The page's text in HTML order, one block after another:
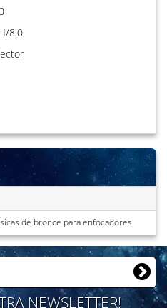
f/8.0
de bronce para enfocadores
NEWSLETTER!